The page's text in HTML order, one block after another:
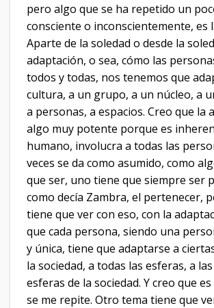
pero algo que se ha repetido un
consciente o inconscientemente, es
Aparte de la soledad o desde la
adaptación, o sea, cómo las
todos y todas, nos tenemos que
cultura, a un grupo, a un núcleo, a
a personas, a espacios. Creo que la
algo muy potente porque es
humano, involucra a todas las
veces se da como asumido, como
que ser, uno tiene que siempre ser
como decía Zambra, el pertenecer,
tiene que ver con eso, con la
que cada persona, siendo una
y única, tiene que adaptarse a
la sociedad, a todas las esferas, a
esferas de la sociedad. Y creo que
se me repite. Otro tema tiene que